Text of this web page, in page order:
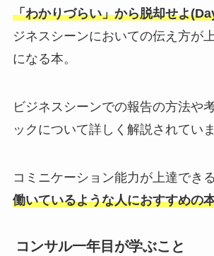
「わかりづらい」から脱却せよ
ジネスシーンにおいての伝え方が
になる本。
ビジネスシーンでの報告の方法や
ックについて詳しく解説されていま
コミニケーション能力が上達できる
働いているような人におすすめの
コンサル一年目が学ぶこと